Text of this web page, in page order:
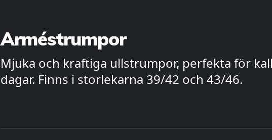
Arméstrumpor
Mjuka och kraftiga ullstrumpor, perfekta för
dagar. Finns i storlekarna 39/42 och 43/46.